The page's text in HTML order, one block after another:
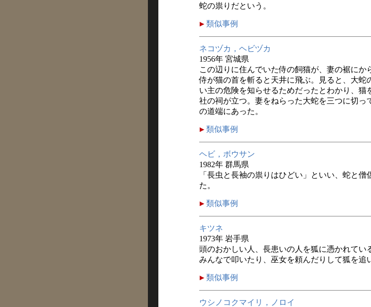
蛇の祟りだという。
類似事例
ネコヅカ，ヘビヅカ
1956年 宮城県
この辺りに住んでいた侍の飼猫が、妻の裾にか
侍が猫の首を斬ると天井に飛ぶ。見ると、大蛇
い主の危険を知らせるためだったとわかり、猫
社の祠が立つ。妻をねらった大蛇を三つに切っ
の道端にあった。
類似事例
ヘビ，ボウサン
1982年 群馬県
「長虫と長袖の祟りはひどい」といい、蛇と
た。
類似事例
キツネ
1973年 岩手県
頭のおかしい人、長患いの人を狐に憑かれてい
みんなで叩いたり、巫女を頼んだりして狐を追
類似事例
ウシノコクマイリ，ノロイ